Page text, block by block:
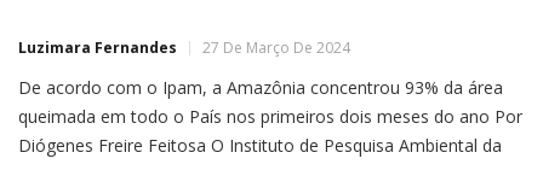
Luzimara Fernandes 27 De Março De 2024
De acordo com o Ipam, a Amazônia concentrou 93% da área
queimada em todo o País nos primeiros dois meses do ano Por
Diógenes Freire Feitosa O Instituto de Pesquisa Ambiental da